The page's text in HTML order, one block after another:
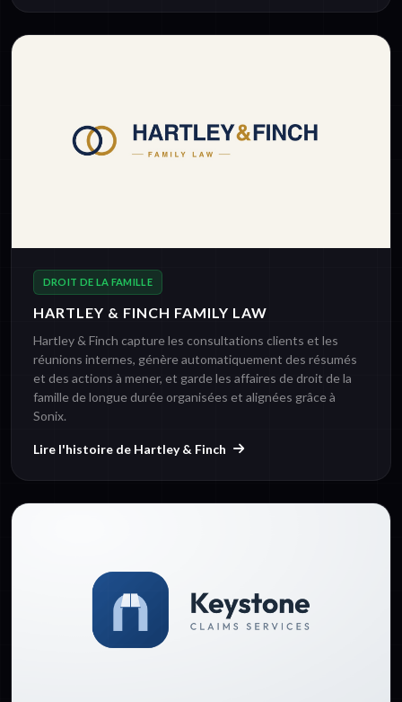
DROIT DE LA FAMILLE
HARTLEY & FINCH FAMILY LAW
Hartley & Finch capture les consultations clients et les
réunions internes, génère automatiquement des résumés
et des actions à mener, et garde les affaires de droit de la
famille de longue durée organisées et alignées grâce à
Sonix.
Lire l'histoire de Hartley & Finch